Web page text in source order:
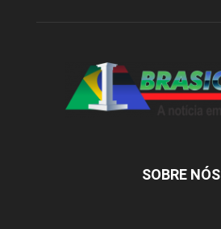
SOBRE NÓS